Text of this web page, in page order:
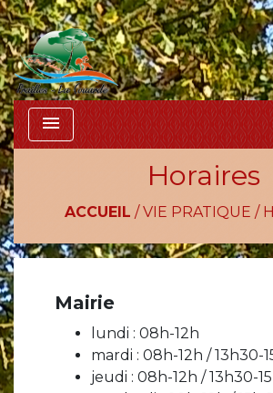
menu
Horaires
ACCUEIL /VIE PRATIQUE /
Mairie
lundi : 08h-12h
mardi : 08h-12h / 13h30-
jeudi : 08h-12h / 13h30-